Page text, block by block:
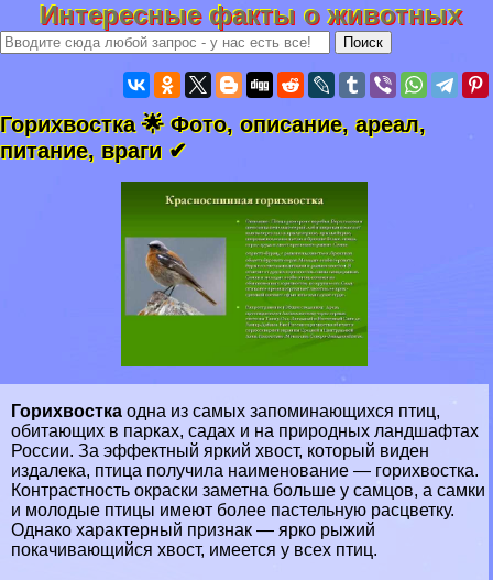
Интересные факты о животных
Горихвостка 🌟 Фото, описание, ареал,
питание, враги ✔
Горихвостка одна из самых запоминающихся птиц,
обитающих в парках, садах и на природных ландшафтах
России. За эффектный яркий хвост, который виден
издалека, птица получила наименование — горихвостка.
Контрастность окраски заметна больше у самцов, а самки
и молодые птицы имеют более пастельную расцветку.
Однако хаpaктерный признак — ярко рыжий
покачивающийся хвост, имеется у всех птиц.